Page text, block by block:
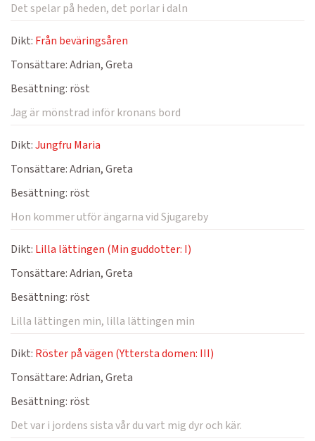
Det spelar på heden, det porlar i daln
Dikt: Från beväringsåren
Tonsättare:Adrian, Greta
Besättning: röst
Jag är mönstrad inför kronans bord
Dikt:Jungfru Maria
Tonsättare:Adrian, Greta
Besättning: röst
Hon kommer utför ängarna vid Sjugareby
Dikt: Lilla lättingen (Min guddotter: I)
Tonsättare:Adrian, Greta
Besättning: röst
Lilla lättingen min, lilla lättingen min
Dikt: Röster på vägen (Yttersta domen: III)
Tonsättare:Adrian, Greta
Besättning: röst
Det var i jordens sista vår du vart mig dyr och kär.